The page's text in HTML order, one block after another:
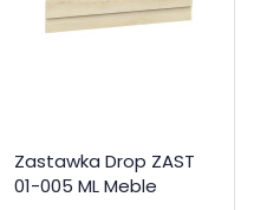
Zastawka Drop ZAST
01-005 ML Meble